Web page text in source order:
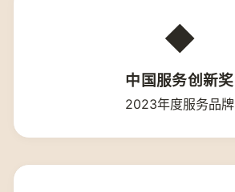
◆
中国服务创新奖
2023年度服务品牌